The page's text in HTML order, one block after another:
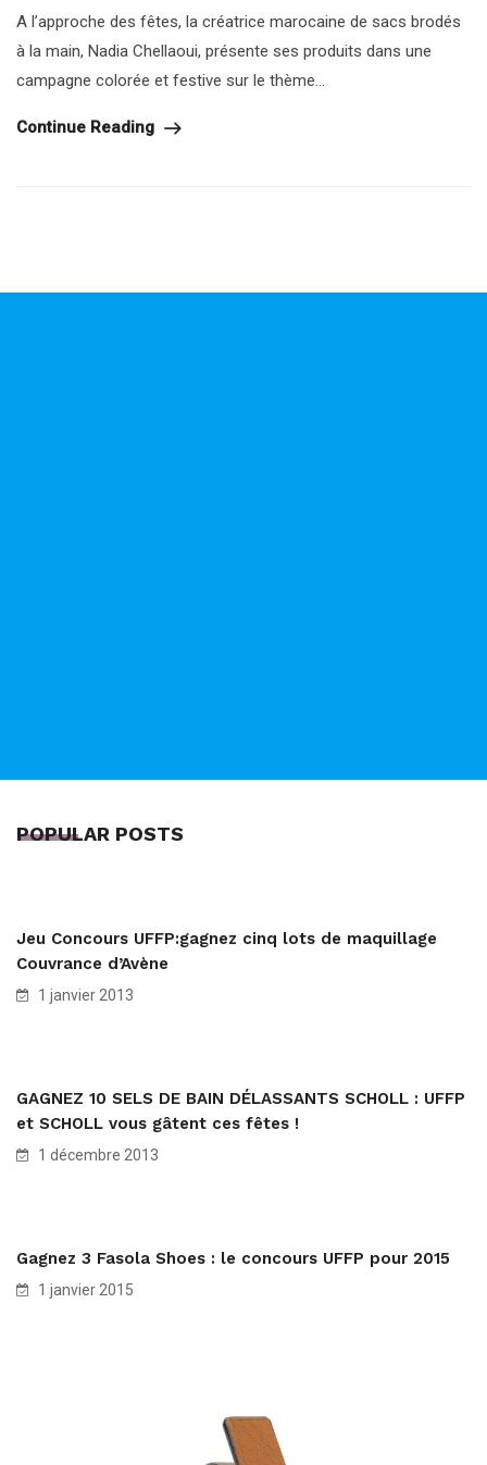
A l’approche des fêtes, la créatrice marocaine de sacs brodés
à la main, Nadia Chellaoui, présente ses produits dans une
campagne colorée et festive sur le thème...
Continue Reading
POPULAR POSTS
Jeu Concours UFFP:gagnez cinq lots de maquillage
Couvrance d’Avène
1 janvier 2013
GAGNEZ 10 SELS DE BAIN DÉLASSANTS SCHOLL : UFFP
et SCHOLL vous gâtent ces fêtes !
1 décembre 2013
Gagnez 3 Fasola Shoes : le concours UFFP pour 2015
1 janvier 2015